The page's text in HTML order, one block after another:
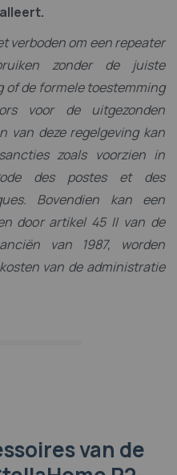
verboden om een repeater
zonder de juiste
de formele toestemming
voor de uitgezonden
van deze regelgeving kan
zoals voorzien in
des postes et des
Bovendien kan een
door artikel 45 II van de
van 1987, worden
van de administratie
van de